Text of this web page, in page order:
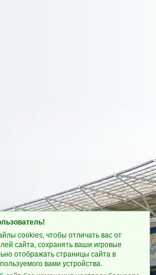
cookies, чтобы отличать вас от
сайта, сохранять ваши игровые
отображать страницы сайта в
вами устройства.